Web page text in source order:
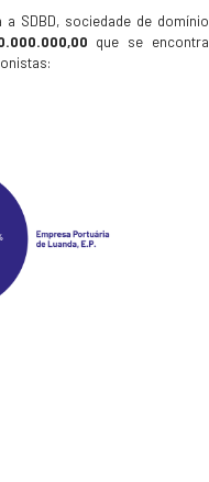
SDBD, sociedade de domínio
que se encontra